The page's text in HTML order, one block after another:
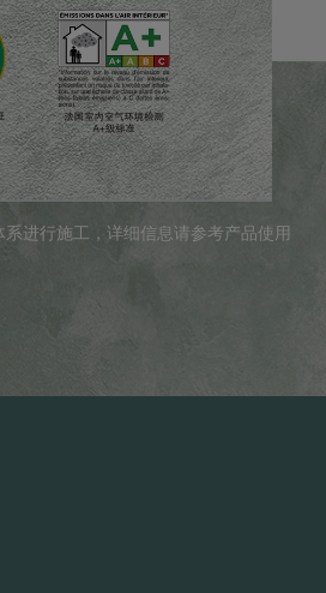
进行施工，详细信息请参考产品使用